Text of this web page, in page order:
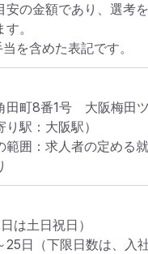
安の金額であり、選考
。
を含めた表記です。
田町8番1号　大阪梅田
り駅：大阪駅）
囲：求人者の定める
は土日祝日）
25日（下限日数は、入